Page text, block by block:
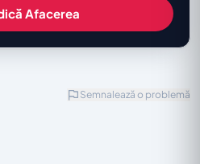
Afacerea
Semnalează o problemă